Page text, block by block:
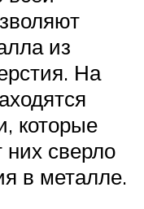
из
На
которые
них сверло
в металле.